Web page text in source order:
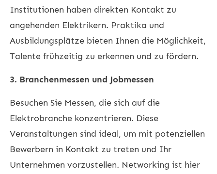
Institutionen haben direkten Kontakt zu
angehenden Elektrikern. Praktika und
Ausbildungsplätze bieten Ihnen die Möglichkeit,
Talente frühzeitig zu erkennen und zu fördern.
3. Branchenmessen und Jobmessen
Besuchen Sie Messen, die sich auf die
Elektrobranche konzentrieren. Diese
Veranstaltungen sind ideal, um mit potenziellen
Bewerbern in Kontakt zu treten und Ihr
Unternehmen vorzustellen. Networking ist hier